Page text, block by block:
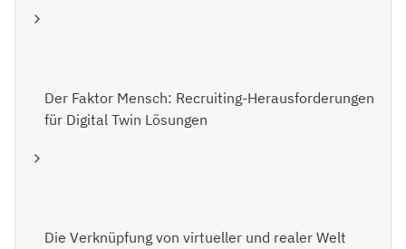
Der Faktor Mensch: Recruiting-Herausforderungen
für Digital Twin Lösungen
Die Verknüpfung von virtueller und realer Welt